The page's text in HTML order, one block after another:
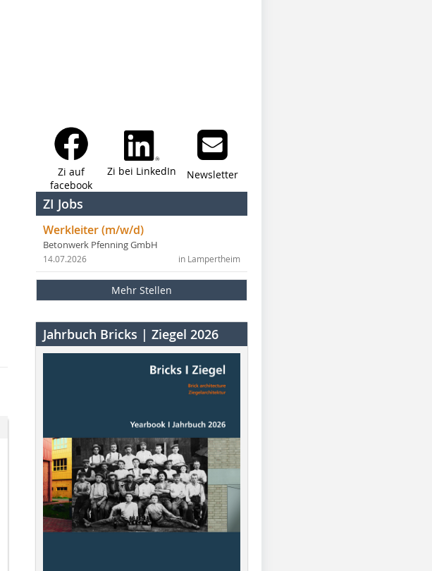
Zi auf
facebook
Zi bei LinkedIn Newsletter
ZI Jobs
Werkleiter (m/w/d)
Betonwerk Pfenning GmbH
in Lampertheim
14.07.2026
Mehr Stellen
Jahrbuch Bricks | Ziegel 2026